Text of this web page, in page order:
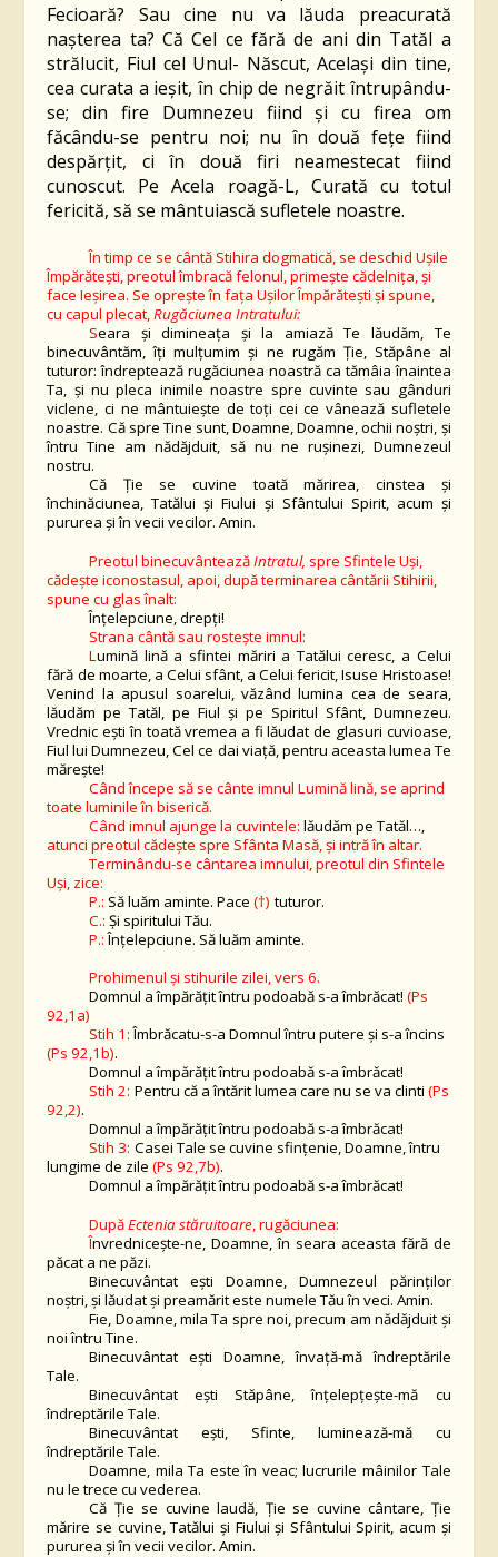
Fecioară? Sau cine nu va lăuda preacurată
naşterea ta? Că Cel ce fără de ani din Tatăl a
strălucit, Fiul cel Unul- Născut, Acelaşi din tine,
cea curata a ieşit, în chip de negrăit întrupându-
se; din fire Dumnezeu fiind şi cu firea om
făcându-se pentru noi; nu în două feţe fiind
despărţit, ci în două firi neamestecat fiind
cunoscut. Pe Acela roagă-L, Curată cu totul
fericită, să se mântuiască sufletele noastre.
În timp ce se cântă Stihira dogmatică, se deschid Ușile
Împărătești, preotul îmbracă felonul, primește cădelnița, și
face Ieșirea. Se oprește în fața Ușilor Împărătești și spune,
cu capul plecat,Rugăciunea Intratului:
Seara și dimineața și la amiază Te lăudăm, Te
binecuvântăm, îți mulțumim și ne rugăm Ție, Stăpâne al
tuturor: îndreptează rugăciunea noastră ca tămâia înaintea
Ta, și nu pleca inimile noastre spre cuvinte sau gânduri
viclene, ci ne mântuiește de toți cei ce vânează sufletele
noastre. Că spre Tine sunt, Doamne, Doamne, ochii noștri, și
întru Tine am nădăjduit, să nu ne rușinezi, Dumnezeul
nostru.
Că Ție se cuvine toată mărirea, cinstea și
închinăciunea, Tatălui și Fiului și Sfântului Spirit, acum și
pururea și în vecii vecilor. Amin.
Preotul binecuvânteazăIntratul, spre Sfintele Uși,
cădește iconostasul, apoi, după terminarea cântării Stihirii,
spune cu glas înalt:
Înțelepciune, drepți!
Strana cântă sau rostește imnul:
Lumină lină a sfintei măriri a Tatălui ceresc, a Celui
fără de moarte, a Celui sfânt, a Celui fericit, Isuse Hristoase!
Venind la apusul soarelui, văzând lumina cea de seara,
lăudăm pe Tatăl, pe Fiul şi pe Spiritul Sfânt, Dumnezeu.
Vrednic eşti în toată vremea a fi lăudat de glasuri cuvioase,
Fiul lui Dumnezeu, Cel ce dai viaţă, pentru aceasta lumea Te
măreşte!
Când începe să se cânte imnul Lumină lină, se aprind
toate luminile în biserică.
Când imnul ajunge la cuvintele:lăudăm pe Tatăl…,
atunci preotul cădește spre Sfânta Masă, și intră în altar.
Terminându-se cântarea imnului, preotul din Sfintele
Uși, zice:
P.:Să luăm aminte. Pace(†) tuturor.
C.:Și spiritului Tău.
P.:Înțelepciune. Să luăm aminte.
Prohimenul şi stihurile zilei, vers 6.
Domnul a împărăţit întru podoabă s-a îmbrăcat!(Ps
92,1a)
Stih 1:Îmbrăcatu-s-a Domnul întru putere şi s-a încins
(Ps 92,1b).
Domnul a împărăţit întru podoabă s-a îmbrăcat!
Stih 2: Pentru că a întărit lumea care nu se va clinti(Ps
92,2).
Domnul a împărăţit întru podoabă s-a îmbrăcat!
Stih 3: Casei Tale se cuvine sfinţenie, Doamne, întru
lungime de zile(Ps 92,7b).
Domnul a împărăţit întru podoabă s-a îmbrăcat!
DupăEctenia stăruitoare, rugăciunea:
Învredniceşte-ne, Doamne, în seara aceasta fără de
păcat a ne păzi.
Binecuvântat eşti Doamne, Dumnezeul părinţilor
noştri, şi lăudat şi preamărit este numele Tău în veci. Amin.
Fie, Doamne, mila Ta spre noi, precum am nădăjduit şi
noi întru Tine.
Binecuvântat eşti Doamne, învaţă-mă îndreptările
Tale.
Binecuvântat eşti Stăpâne, înţelepţeşte-mă cu
îndreptările Tale.
Binecuvântat eşti, Sfinte, luminează-mă cu
îndreptările Tale.
Doamne, mila Ta este în veac; lucrurile mâinilor Tale
nu le trece cu vederea.
Că Ţie se cuvine laudă, Ţie se cuvine cântare, Ţie
mărire se cuvine, Tatălui şi Fiului şi Sfântului Spirit, acum şi
pururea şi în vecii vecilor. Amin.